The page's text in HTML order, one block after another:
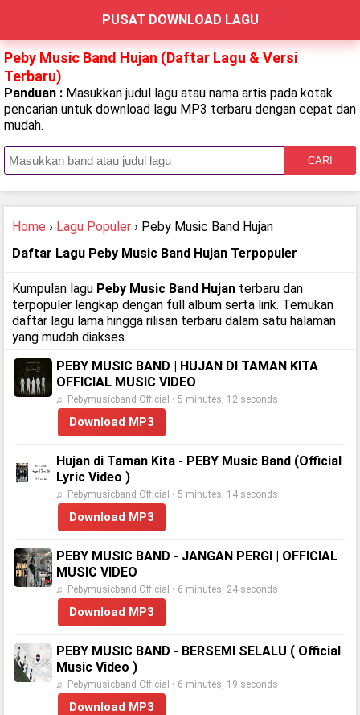
PUSAT DOWNLOAD LAGU
Peby Music Band Hujan (Daftar Lagu & Versi
Terbaru)
Panduan : Masukkan judul lagu atau nama artis pada kotak
pencarian untuk download lagu MP3 terbaru dengan cepat dan
mudah.
CARI
Home › Lagu Populer › Peby Music Band Hujan
Daftar Lagu Peby Music Band Hujan Terpopuler
Kumpulan lagu Peby Music Band Hujan terbaru dan
terpopuler lengkap dengan full album serta lirik. Temukan
daftar lagu lama hingga rilisan terbaru dalam satu halaman
yang mudah diakses.
PEBY MUSIC BAND | HUJAN DI TAMAN KITA
OFFICIAL MUSIC VIDEO
♬ Pebymusicband Official • 5 minutes, 12 seconds
Download MP3
Hujan di Taman Kita - PEBY Music Band (Official
Lyric Video )
♬ Pebymusicband Official • 5 minutes, 14 seconds
Download MP3
PEBY MUSIC BAND - JANGAN PERGI | OFFICIAL
MUSIC VIDEO
♬ Pebymusicband Official • 6 minutes, 24 seconds
Download MP3
PEBY MUSIC BAND - BERSEMI SELALU ( Official
Music Video )
♬ Pebymusicband Official • 6 minutes, 19 seconds
Download MP3